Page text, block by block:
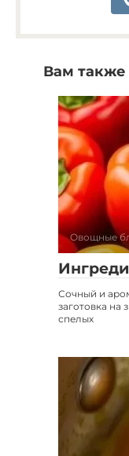
Вам
Овощные
Сочный и
заготовка на
спелых